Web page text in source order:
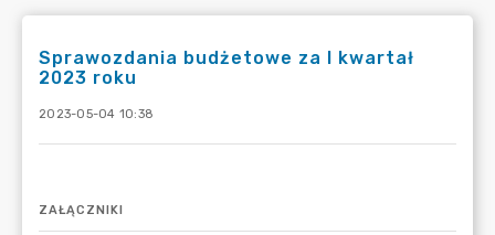
Sprawozdania budżetowe za I kwartał
2023 roku
2023-05-04 10:38
ZAŁĄCZNIKI